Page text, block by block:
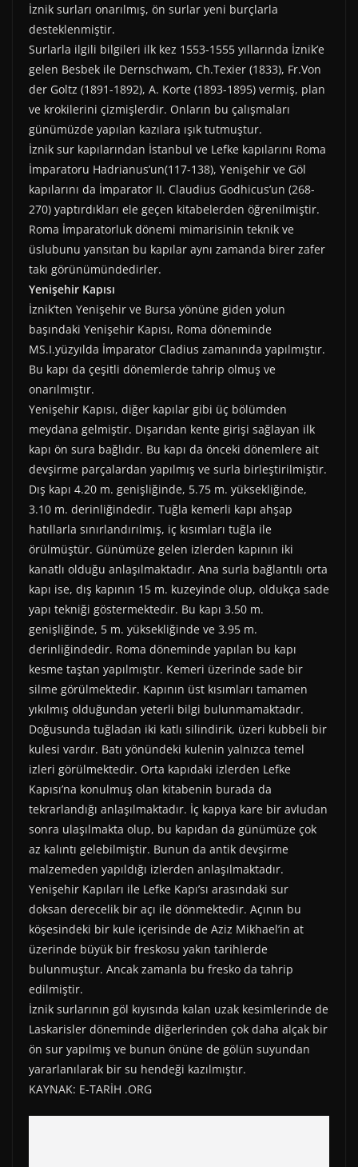
İznik surları onarılmış, ön surlar yeni burçlarla
desteklenmiştir.
Surlarla ilgili bilgileri ilk kez 1553-1555 yıllarında İznik’e
gelen Besbek ile Dernschwam, Ch.Texier (1833), Fr.Von
der Goltz (1891-1892), A. Korte (1893-1895) vermiş, plan
ve krokilerini çizmişlerdir. Onların bu çalışmaları
günümüzde yapılan kazılara ışık tutmuştur.
İznik sur kapılarından İstanbul ve Lefke kapılarını Roma
İmparatoru Hadrianus’un(117-138), Yenişehir ve Göl
kapılarını da İmparator II. Claudius Godhicus’un (268-
270) yaptırdıkları ele geçen kitabelerden öğrenilmiştir.
Roma İmparatorluk dönemi mimarisinin teknik ve
üslubunu yansıtan bu kapılar aynı zamanda birer zafer
takı görünümündedirler.
Yenişehir Kapısı
İznik’ten Yenişehir ve Bursa yönüne giden yolun
başındaki Yenişehir Kapısı, Roma döneminde
MS.I.yüzyılda İmparator Cladius zamanında yapılmıştır.
Bu kapı da çeşitli dönemlerde tahrip olmuş ve
onarılmıştır.
Yenişehir Kapısı, diğer kapılar gibi üç bölümden
meydana gelmiştir. Dışarıdan kente girişi sağlayan ilk
kapı ön sura bağlıdır. Bu kapı da önceki dönemlere ait
devşirme parçalardan yapılmış ve surla birleştirilmiştir.
Dış kapı 4.20 m. genişliğinde, 5.75 m. yüksekliğinde,
3.10 m. derinliğindedir. Tuğla kemerli kapı ahşap
hatıllarla sınırlandırılmış, iç kısımları tuğla ile
örülmüştür. Günümüze gelen izlerden kapının iki
kanatlı olduğu anlaşılmaktadır. Ana surla bağlantılı orta
kapı ise, dış kapının 15 m. kuzeyinde olup, oldukça sade
yapı tekniği göstermektedir. Bu kapı 3.50 m.
genişliğinde, 5 m. yüksekliğinde ve 3.95 m.
derinliğindedir. Roma döneminde yapılan bu kapı
kesme taştan yapılmıştır. Kemeri üzerinde sade bir
silme görülmektedir. Kapının üst kısımları tamamen
yıkılmış olduğundan yeterli bilgi bulunmamaktadır.
Doğusunda tuğladan iki katlı silindirik, üzeri kubbeli bir
kulesi vardır. Batı yönündeki kulenin yalnızca temel
izleri görülmektedir. Orta kapıdaki izlerden Lefke
Kapısı’na konulmuş olan kitabenin burada da
tekrarlandığı anlaşılmaktadır. İç kapıya kare bir avludan
sonra ulaşılmakta olup, bu kapıdan da günümüze çok
az kalıntı gelebilmiştir. Bunun da antik devşirme
malzemeden yapıldığı izlerden anlaşılmaktadır.
Yenişehir Kapıları ile Lefke Kapı’sı arasındaki sur
doksan derecelik bir açı ile dönmektedir. Açının bu
köşesindeki bir kule içerisinde de Aziz Mikhael’in at
üzerinde büyük bir freskosu yakın tarihlerde
bulunmuştur. Ancak zamanla bu fresko da tahrip
edilmiştir.
İznik surlarının göl kıyısında kalan uzak kesimlerinde de
Laskarisler döneminde diğerlerinden çok daha alçak bir
ön sur yapılmış ve bunun önüne de gölün suyundan
yararlanılarak bir su hendeği kazılmıştır.
KAYNAK: E-TARİH .ORG